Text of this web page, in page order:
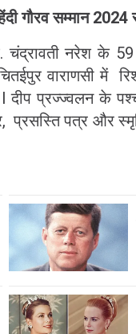
गौरव सम्मान
चंद्रावती नरेश
वाराणसी में
दीप प्रज्ज्वलन के
प्रसस्ति पत्र और